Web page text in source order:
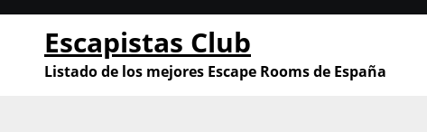
Saltar
contenido
Escapistas Club
Listado de los mejores Escape Rooms de España